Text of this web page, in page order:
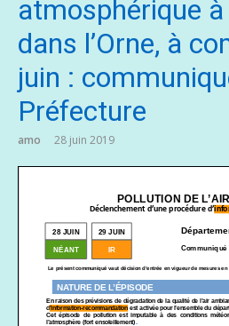
atmosphérique à
dans l’Orne, à
juin :
Préfecture
amo 28 juin 2019